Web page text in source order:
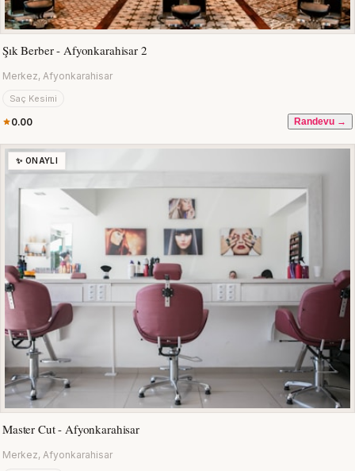
Şık Berber - Afyonkarahisar 2
Merkez, Afyonkarahisar
Saç Kesimi
0.00 Randevu →
✨ ONAYLI
Master Cut - Afyonkarahisar
Merkez, Afyonkarahisar